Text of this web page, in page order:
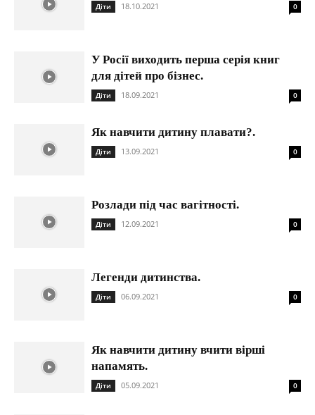
Діти 18.10.2021 0
У Росії виходить перша серія книг
для дітей про бізнес.
Діти 18.09.2021 0
Як навчити дитину плавати?.
Діти 13.09.2021 0
Розлади під час вагітності.
Діти 12.09.2021 0
Легенди дитинства.
Діти 06.09.2021 0
Як навчити дитину вчити вірші
напамять.
Діти 05.09.2021 0